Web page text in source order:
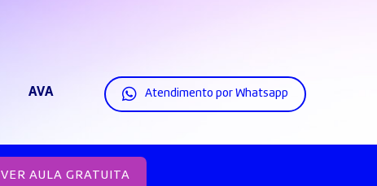
AVA Atendimento por Whatsapp
VER AULA GRATUITA